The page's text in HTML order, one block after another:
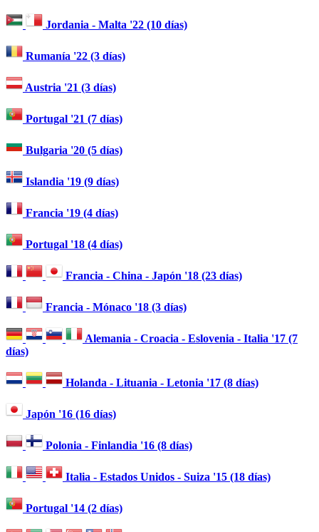
Jordania - Malta '22 (10 días)
Rumanía '22 (3 días)
Austria '21 (3 días)
Portugal '21 (7 días)
Bulgaria '20 (5 días)
Islandia '19 (9 días)
Francia '19 (4 días)
Portugal '18 (4 días)
Francia - China - Japón '18 (23 días)
Francia - Mónaco '18 (3 días)
Alemania - Croacia - Eslovenia - Italia '17 (7
días)
Holanda - Lituania - Letonia '17 (8 días)
Japón '16 (16 días)
Polonia - Finlandia '16 (8 días)
Italia - Estados Unidos - Suiza '15 (18 días)
Portugal '14 (2 días)